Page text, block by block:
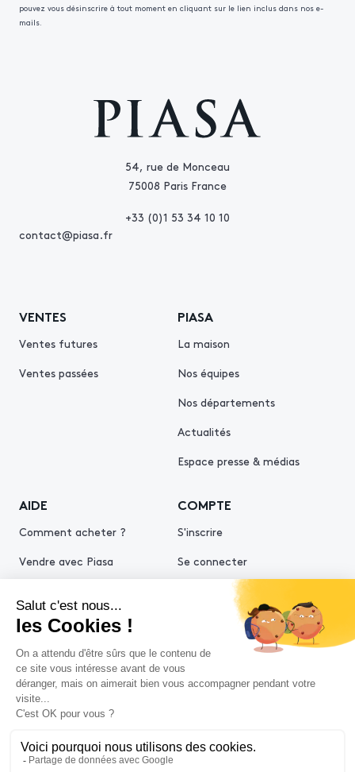
54, rue de Monceau
75008 Paris France
+33 (0)1 53 34 10 10
contact@piasa.fr
VENTES
Ventes futures
Ventes passées
PIASA
La maison
Nos équipes
Nos départements
Actualités
Espace presse & médias
AIDE
Comment acheter ?
Vendre avec Piasa
COMPTE
S'inscrire
Se connecter
pouvez vous désinscrire à tout moment en cliquant sur le lien inclus dans nos e-
mails.
Politiques de confidentialitéPolitique cookies
Conditions générales d'utilisation